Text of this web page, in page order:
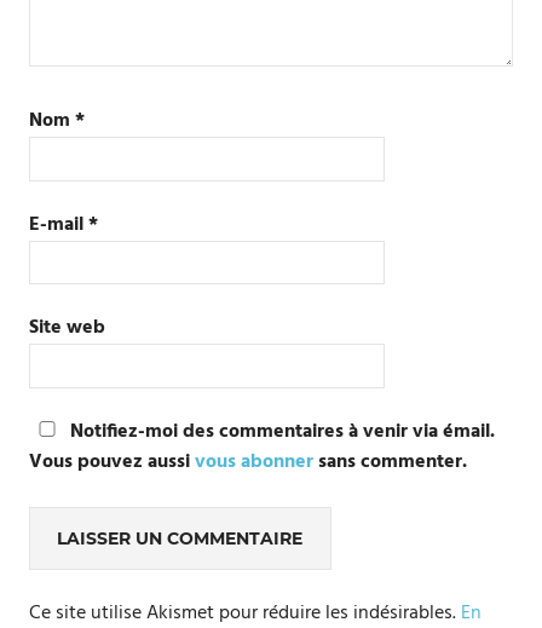
Nom*
E-mail*
Site web
Notifiez-moi des commentaires à venir via émail.
Vous pouvez aussivous abonnersans commenter.
Ce site utilise Akismet pour réduire les indésirables.En